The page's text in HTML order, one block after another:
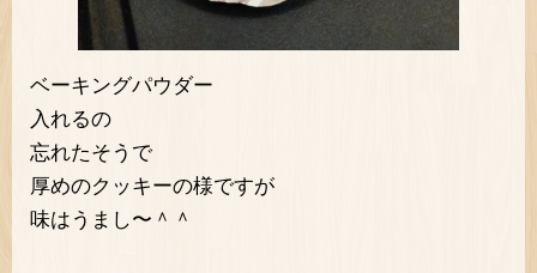
ベーキングパウダー
入れるの
忘れたそうで
厚めのクッキーの様ですが
味はうまし〜＾＾